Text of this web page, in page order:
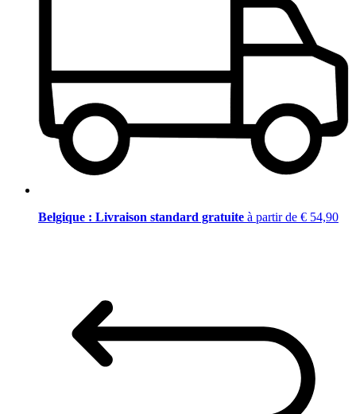
Belgique : Livraison standard gratuite à partir de € 54,90